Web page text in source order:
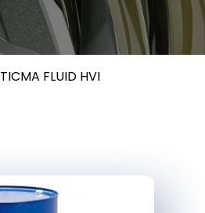
TICMA FLUID HVI